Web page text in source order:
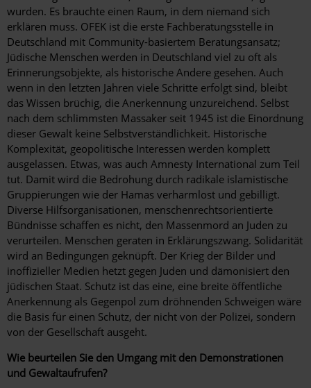
wurden. Es brauchte einen Raum, in dem niemand sich
erklären muss. OFEK ist die erste Fachberatungsstelle in
Deutschland mit Community-­basiertem Beratungsansatz;
Jüdische Menschen werden in Deutschland viel zu oft als
Erinnerungsobjekte, als historische Andere gesehen. Auch
wenn in den letzten Jahren viele Schritte erfolgt sind, bleibt
das Wissen brüchig, die Anerkennung unzureichend. Selbst
nach dem schlimmsten Massaker seit 1945 ist die Einordnung
dieser Gewalt keine Selbstverständlichkeit. Historische
Komplexität, geopolitische Interessen werden komplett
ausgelassen. Etwas, was auch Amnesty International zum Teil
tut. Damit wird die Bedrohung durch radikale islamistische
Gruppierungen wie der Hamas verharmlost und gebilligt.
Diverse Hilfsorganisationen, menschenrechtsorientierte
Bündnisse schaffen es nicht, den Massenmord an Juden zu
verurteilen. Menschen geraten in Erklärungszwang. Solidarität
wird an Bedingungen geknüpft. Der Krieg der Bilder und
inoffizieller Medien hetzt gegen Juden und ­dämonisiert den
jüdischen Staat. Schutz ist das eine, eine breite öffentliche
Anerkennung als Gegenpol zum dröhnenden Schweigen wäre
die Basis für einen Schutz, der nicht von der Polizei, sondern
von der Gesellschaft ausgeht.
Wie beurteilen Sie den Umgang mit den Demonstrationen
und Gewaltaufrufen?